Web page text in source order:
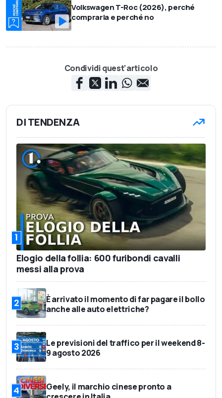
Volkswagen T-Roc (2026), perché
comprarla e perché no
Condividi quest'articolo
DI TENDENZA
1
Elogio della follia: 600 furibondi cavalli
messi alla prova
2
È arrivato il momento di far pagare il bollo
anche alle auto elettriche?
3
Le previsioni del traffico per il weekend 8-
9 agosto 2026
4
Geely, il marchio cinese pronto a